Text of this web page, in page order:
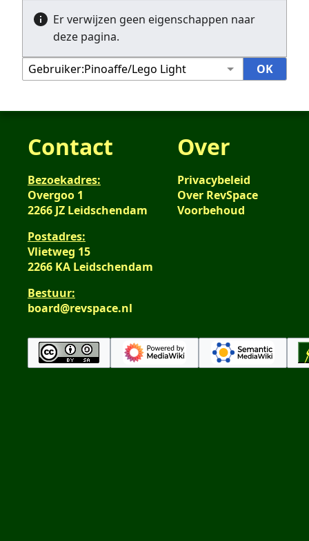
Er verwijzen geen eigenschappen naar
deze pagina.
Contact
Bezoekadres:
Overgoo 1
2266 JZ Leidschendam
Postadres:
Vlietweg 15
2266 KA Leidschendam
Bestuur:
board@revspace.nl
Over
Privacybeleid
Over RevSpace
Voorbehoud